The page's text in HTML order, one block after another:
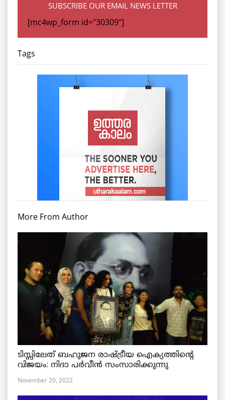
SUBSCRIBE OUR EMAIL NEWS LETTER
[mc4wp_form id="30309"]
Tags
More From Author
ടിസ്സിലേത് ബഹുജന രാഷ്ട്രീയ ഐക്യത്തിന്റെ
വിജയം: നിദാ പർവീൻ സംസാരിക്കുന്നു
November 20, 2022